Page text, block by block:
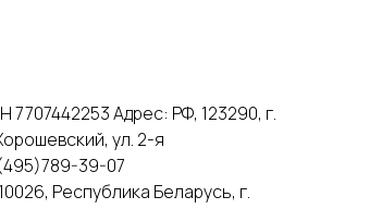
Адрес: РФ, 123290, г.
ул. 2-я
39-07
Республика Беларусь, г.